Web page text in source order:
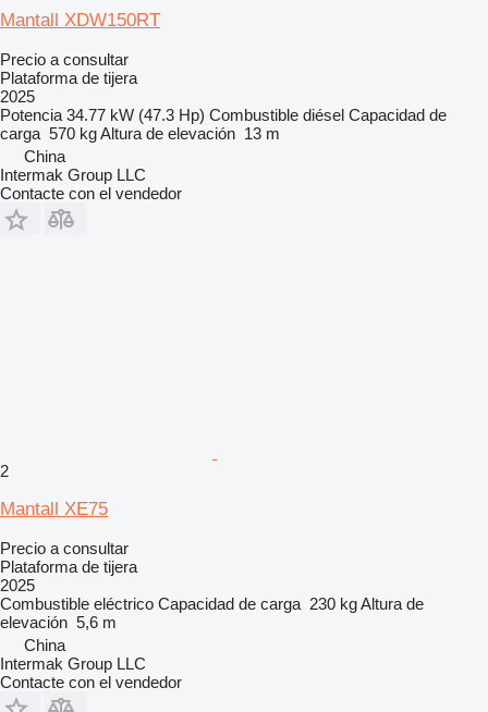
Mantall XDW150RT
Precio a consultar
Plataforma de tijera
2025
Potencia 34.77 kW (47.3 Hp) Combustible diésel Capacidad de
carga 570 kgAltura de elevación 13 m
China
Intermak Group LLC
Contacte con el vendedor
2
Mantall XE75
Precio a consultar
Plataforma de tijera
2025
Combustible eléctrico Capacidad de carga 230 kgAltura de
elevación 5,6 m
China
Intermak Group LLC
Contacte con el vendedor